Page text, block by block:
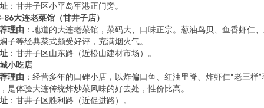
：甘井子区小平岛军港正门旁。
86大连老菜馆（甘井子店）
理由 ：地道的大连老菜馆，菜码大、口味正宗。葱油鸟贝、鱼香虾仁
子等经典菜式颇受好评，充满烟火气。
：甘井子区山东路（近松山建材市场）。
小吃店
理由 ：经营多年的口碑小店，以炸偏口鱼、红油里脊、炸虾仁“老三样”
是体验大连传统炸炒菜风味的好去处，性价比高。
：甘井子区胜利路（近促进路）。